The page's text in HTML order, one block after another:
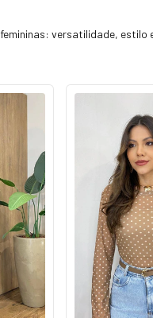
versatilidade, estilo